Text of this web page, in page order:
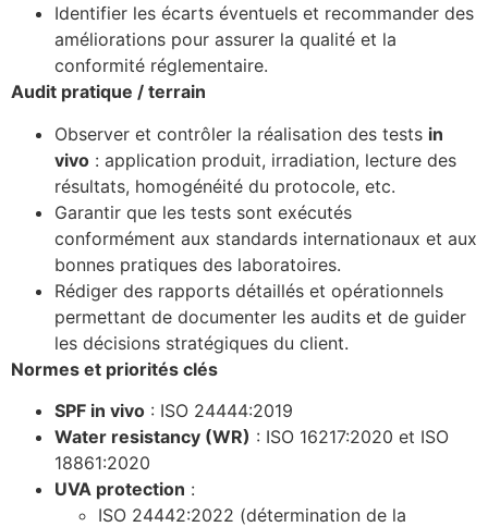
Identifier les écarts éventuels et recommander des
améliorations pour assurer la qualité et la
conformité réglementaire.
Audit pratique / terrain
Observer et contrôler la réalisation des tests in
vivo : application produit, irradiation, lecture des
résultats, homogénéité du protocole, etc.
Garantir que les tests sont exécutés
conformément aux standards internationaux et aux
bonnes pratiques des laboratoires.
Rédiger des rapports détaillés et opérationnels
permettant de documenter les audits et de guider
les décisions stratégiques du client.
Normes et priorités clés
SPF in vivo : ISO 24444:2019
Water resistancy (WR) : ISO 16217:2020 et ISO
18861:2020
UVA protection :
ISO 24442:2022 (détermination de la